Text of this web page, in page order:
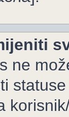
ne